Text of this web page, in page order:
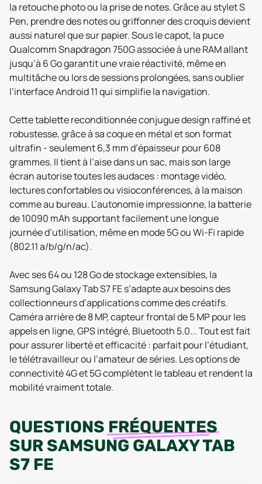
la retouche photo ou la prise de notes. Grâce au stylet S
Pen, prendre des notes ou griffonner des croquis devient
aussi naturel que sur papier. Sous le capot, la puce
Qualcomm Snapdragon 750G associée à une RAM allant
jusqu’à 6 Go garantit une vraie réactivité, même en
multitâche ou lors de sessions prolongées, sans oublier
l’interface Android 11 qui simplifie la navigation.
Cette tablette reconditionnée conjugue design raffiné et
robustesse, grâce à sa coque en métal et son format
ultrafin - seulement 6,3 mm d’épaisseur pour 608
grammes. Il tient à l’aise dans un sac, mais son large
écran autorise toutes les audaces : montage vidéo,
lectures confortables ou visioconférences, à la maison
comme au bureau. L’autonomie impressionne, la batterie
de 10090 mAh supportant facilement une longue
journée d’utilisation, même en mode 5G ou Wi-Fi rapide
(802.11 a/b/g/n/ac).
Avec ses 64 ou 128 Go de stockage extensibles, la
Samsung Galaxy Tab S7 FE s’adapte aux besoins des
collectionneurs d’applications comme des créatifs.
Caméra arrière de 8 MP, capteur frontal de 5 MP pour les
appels en ligne, GPS intégré, Bluetooth 5.0... Tout est fait
pour assurer liberté et efficacité : parfait pour l’étudiant,
le télétravailleur ou l’amateur de séries. Les options de
connectivité 4G et 5G complètent le tableau et rendent la
mobilité vraiment totale.
QUESTIONS FRÉQUENTES
SURSAMSUNG GALAXY TAB
S7 FE